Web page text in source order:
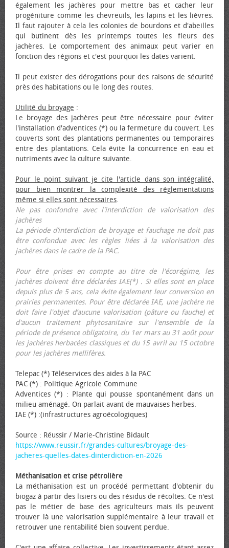
également les jachères pour mettre bas et cacher leur
progéniture comme les chevreuils, les lapins et les lièvres.
Il faut rajouter à cela les colonies de bourdons et d'abeilles
qui butinent dès les printemps toutes les fleurs des
jachères. Le comportement des animaux peut varier en
fonction des régions et c'est pourquoi les dates varient.
Il peut exister des dérogations pour des raisons de sécurité
près des habitations ou le long des routes.
Utilité du broyage :
Le broyage des jachères peut être nécessaire pour éviter
l'installation d'adventices (*) ou la fermeture du couvert. Les
couverts sont des plantations permanentes ou temporaires
entre des plantations. Cela évite la concurrence en eau et
nutriments avec la culture suivante.
Pour le point suivant je cite l'article dans son intégralité,
pour bien montrer la complexité des réglementations
même si elles sont nécessaires.
Ne pas confondre avec l'interdiction de valorisation des
jachères
La période d’interdiction de broyage et fauchage ne doit pas
être confondue avec les règles liées à la valorisation des
jachères dans le cadre de la PAC.
Pour être prises en compte au titre de l'écorégime, les
jachères doivent être déclarées IAE(*) . Si elles sont en place
depuis plus de 5 ans, cela évite également leur conversion en
prairies permanentes. Pour être déclarée IAE, une jachère ne
doit faire l'objet d’aucune valorisation (pâture ou fauche) et
d'aucun traitement phytosanitaire sur l'ensemble de la
période de présence obligatoire, du 1er mars au 31 août pour
les jachères herbacées classiques et du 15 avril au 15 octobre
pour les jachères mellifères.
Telepac (*) Téléservices des aides à la PAC
PAC (*) : Politique Agricole Commune
Adventices (*) : Plante qui pousse spontanément dans un
milieu aménagé. On parlait avant de mauvaises herbes.
IAE (*) :(infrastructures agroécologiques)
Source : Réussir / Marie-Christine Bidault
https://www.reussir.fr/grandes-cultures/broyage-des-
jacheres-quelles-dates-dinterdiction-en-2026
Méthanisation et crise pétrolière
La méthanisation est un procédé permettant d'obtenir du
biogaz à partir des lisiers ou des résidus de récoltes. Ce n'est
pas le métier de base des agriculteurs mais ils peuvent
trouver là une valorisation supplémentaire à leur travail et
retrouver une rentabilité bien souvent perdue.